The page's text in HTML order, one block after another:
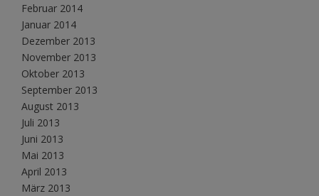
Februar 2014
Januar 2014
Dezember 2013
November 2013
Oktober 2013
September 2013
August 2013
Juli 2013
Juni 2013
Mai 2013
April 2013
März 2013